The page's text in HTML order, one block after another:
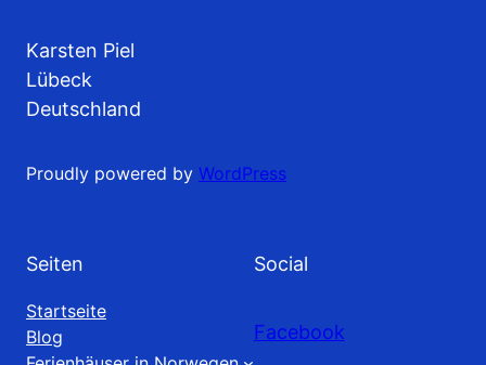
Karsten Piel
Lübeck
Deutschland
Proudly powered by WordPress
Seiten
Startseite
Blog
Social
Facebook